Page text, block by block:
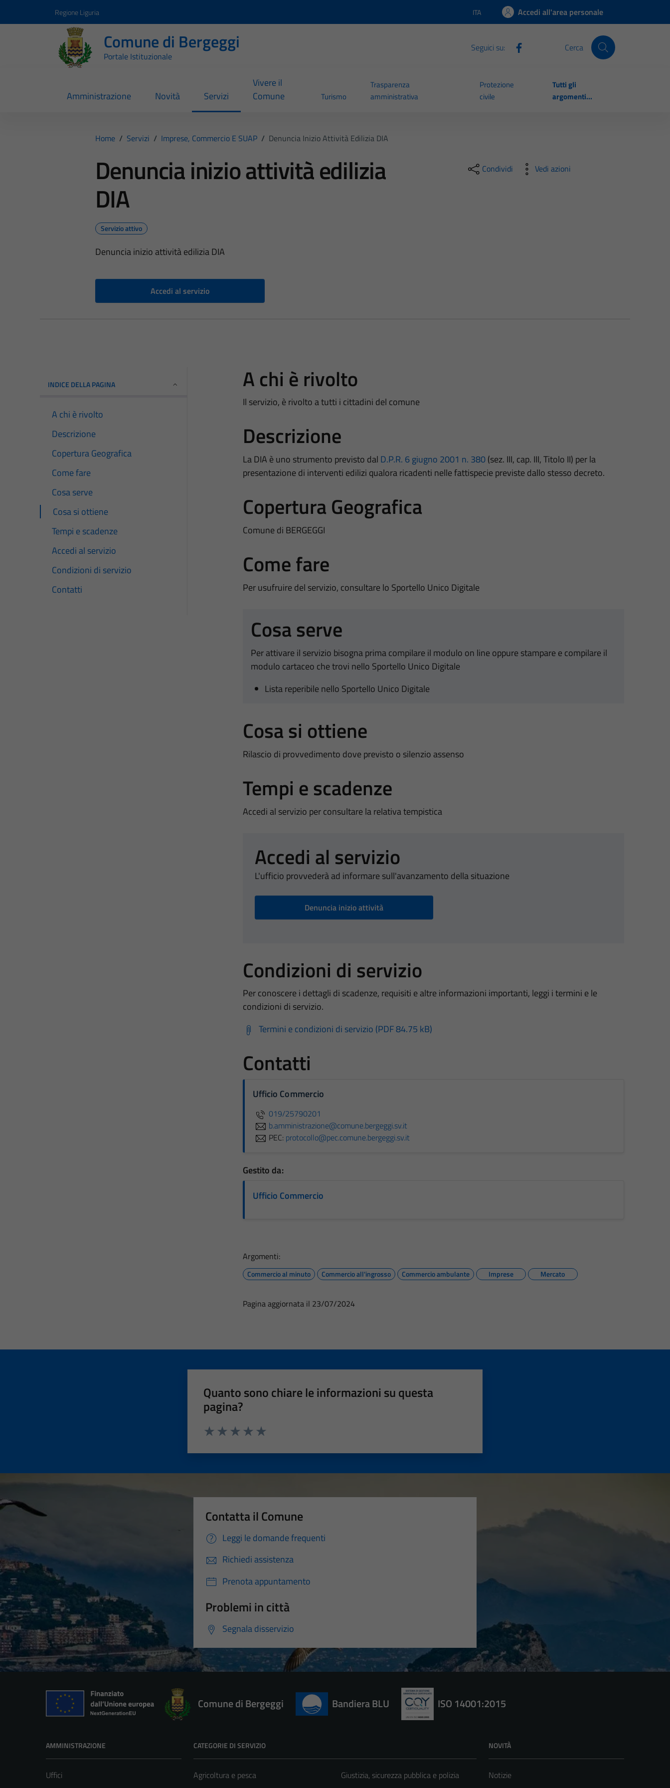
Regione Liguria Lingua attiva:
ITA Accedi all'area personale
Comune di Bergeggi
Portale Istituzionale
Seguici su: Cerca
Amministrazione Novità Servizi
Vivere il
Comune
Turismo
Trasparenza
amministrativa
Protezione
civile
Tutti gli
argomenti...
Home / Servizi / Imprese, Commercio E SUAP / Denuncia Inizio Attività Edilizia DIA
Denuncia inizio attività edilizia
DIA
Servizio attivo
Denuncia inizio attività edilizia DIA
Accedi al servizio
Condividi Vedi azioni
INDICE DELLA PAGINA
A chi è rivolto
Descrizione
Copertura Geografica
Come fare
Cosa serve
Cosa si ottiene
Tempi e scadenze
Accedi al servizio
Condizioni di servizio
Contatti
A chi è rivolto
Il servizio, è rivolto a tutti i cittadini del comune
Descrizione
La DIA è uno strumento previsto dal D.P.R. 6 giugno 2001 n. 380(sez. III, cap. III, Titolo II) per la
presentazione di interventi edilizi qualora ricadenti nelle fattispecie previste dallo stesso decreto.
Copertura Geografica
Comune di BERGEGGI
Come fare
Per usufruire del servizio, consultare lo Sportello Unico Digitale
Cosa serve
Per attivare il servizio bisogna prima compilare il modulo on line oppure stampare e compilare il
modulo cartaceo che trovi nello Sportello Unico Digitale
Lista reperibile nello Sportello Unico Digitale
Cosa si ottiene
Rilascio di provvedimento dove previsto o silenzio assenso
Tempi e scadenze
Accedi al servizio per consultare la relativa tempistica
Accedi al servizio
L'ufficio provvederà ad informare sull'avanzamento della situazione
Denuncia inizio attività
Condizioni di servizio
Per conoscere i dettagli di scadenze, requisiti e altre informazioni importanti, leggi i termini e le
condizioni di servizio.
Termini e condizioni di servizio (PDF 84.75 kB)
Contatti
Ufficio Commercio
019/25790201
b.amministrazione@comune.bergeggi.sv.it
PEC: protocollo@pec.comune.bergeggi.sv.it
Gestito da:
Ufficio Commercio
Argomenti:
Commercio al minuto Commercio all'ingrosso Commercio ambulante Imprese Mercato
Pagina aggiornata il 23/07/2024
Quanto sono chiare le informazioni su questa
pagina?
Contatta il Comune
Leggi le domande frequenti
Richiedi assistenza
Prenota appuntamento
Problemi in città
Segnala disservizio
Comune di Bergeggi Bandiera BLU ISO 14001:2015
AMMINISTRAZIONE
Uffici
CATEGORIE DI SERVIZIO
Agricoltura e pesca
Giustizia, sicurezza pubblica e polizia
NOVITÀ
Notizie